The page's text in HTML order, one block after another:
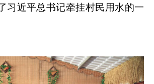
习近平总书记牵挂村民用水的一